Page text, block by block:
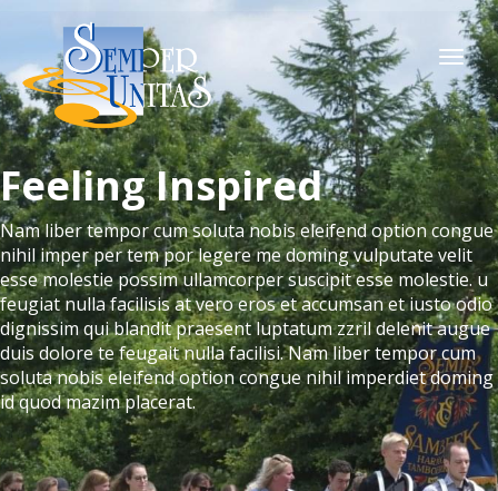
Feeling Inspired
Nam liber tempor cum soluta nobis eleifend option congue
nihil imper per tem por legere me doming vulputate velit
esse molestie possim ullamcorper suscipit esse molestie. u
feugiat nulla facilisis at vero eros et accumsan et iusto odio
dignissim qui blandit praesent luptatum zzril delenit augue
duis dolore te feugait nulla facilisi. Nam liber tempor cum
soluta nobis eleifend option congue nihil imperdiet doming
id quod mazim placerat.